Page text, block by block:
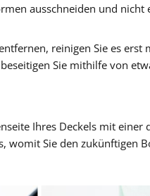
ausschneiden und nicht
reinigen Sie es erst
Sie mithilfe von
Ihres Deckels mit einer
womit Sie den zukünftigen